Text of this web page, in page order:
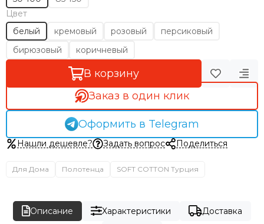
Цвет
белый
кремовый розовый
персиковый
бирюзовый
коричневый
В корзину
Заказ в один клик
Оформить в Telegram
Нашли дешевле? Задать вопрос Поделиться
Для Дома Полотенца SOFT COTTON Турция
Описание Характеристики
Доставка